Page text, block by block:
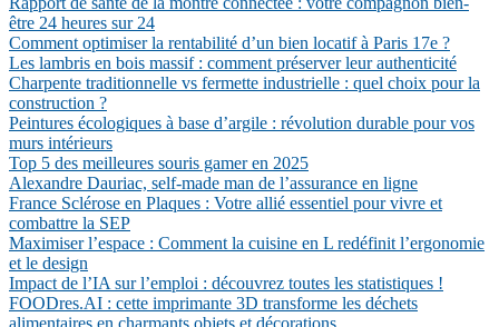
être 24 heures sur 24
Comment optimiser la rentabilité d’un bien locatif à Paris 17e ?
Les lambris en bois massif : comment préserver leur authenticité
Charpente traditionnelle vs fermette industrielle : quel choix pour la
construction ?
Peintures écologiques à base d’argile : révolution durable pour vos
murs intérieurs
Top 5 des meilleures souris gamer en 2025
Alexandre Dauriac, self-made man de l’assurance en ligne
France Sclérose en Plaques : Votre allié essentiel pour vivre et
combattre la SEP
Maximiser l’espace : Comment la cuisine en L redéfinit l’ergonomie
et le design
Impact de l’IA sur l’emploi : découvrez toutes les statistiques !
FOODres.AI : cette imprimante 3D transforme les déchets
alimentaires en charmants objets et décorations